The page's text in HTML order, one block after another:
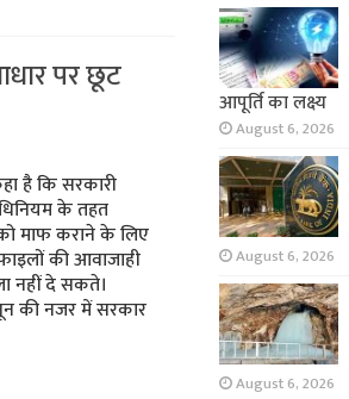
पर छूट
है कि सरकारी
के तहत
माफ कराने के लिए
की आवाजाही
नहीं दे सकते।
की नजर में सरकार
आपूर्ति का लक्ष्य
August 6, 2026
August 6, 2026
August 6, 2026